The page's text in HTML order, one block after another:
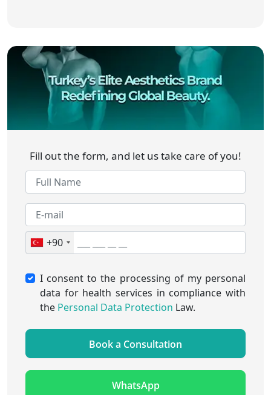
Fill out the form, and let us take care of you!
+90
I consent to the processing of my personal
data for health services in compliance with
the Personal Data Protection Law.
Book a Consultation
WhatsApp